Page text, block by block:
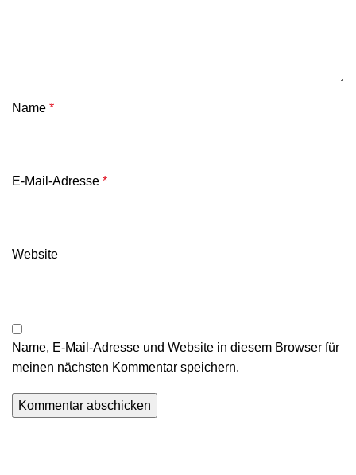
Name *
E-Mail-Adresse *
Website
Name, E-Mail-Adresse und Website in diesem Browser für
meinen nächsten Kommentar speichern.